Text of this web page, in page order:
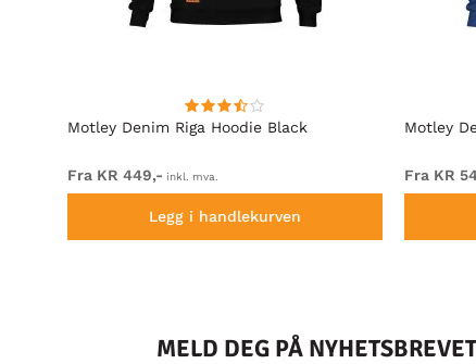
Motley Denim Riga Hoodie Black
Fra KR 449,- inkl. mva.
Legg i handlekurven
Motley
Fra KR
MELD DEG PÅ